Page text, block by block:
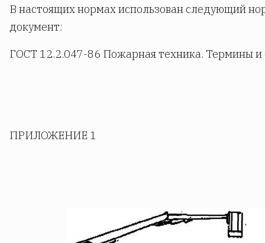
В настоящих нормах использован следующий
документ:
ГОСТ 12.2.047-86 Пожарная техника. Термины и
ПРИЛОЖЕНИЕ 1